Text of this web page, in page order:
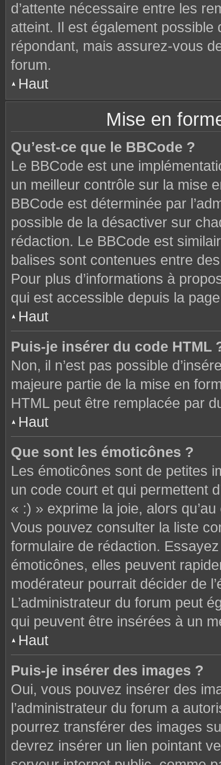
d’attente nécessaire entre les
atteint. Il est également
répondant, mais assurez-vous
forum.
Haut
Mise en
Qu’est-ce que le BBCode ?
Le BBCode est une
un meilleur contrôle sur la mise
BBCode est déterminée par
possible de la désactiver sur
rédaction. Le BBCode est
balises sont contenues entre
Pour plus d’informations à
qui est accessible depuis la
Haut
Puis-je insérer du code HTML
Non, il n’est pas possible
majeure partie de la mise en
HTML peut être remplacée par
Haut
Que sont les émoticônes ?
Les émoticônes sont de petites
un code court et qui permettent
« :) » exprime la joie, alors
Vous pouvez consulter la liste
formulaire de rédaction.
émoticônes, elles peuvent
modérateur pourrait décider de
L’administrateur du forum peut
qui peuvent être insérées à un
Haut
Puis-je insérer des images ?
Oui, vous pouvez insérer des
l’administrateur du forum a
pourrez transférer des images
devrez insérer un lien pointant